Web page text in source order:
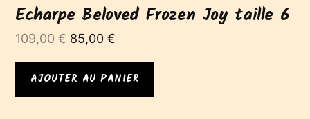
Echarpe Beloved Frozen Joy taille 6
109,00€ Le
initial
était :
85,00€
actuel
est :
AJOUTER AU PANIER